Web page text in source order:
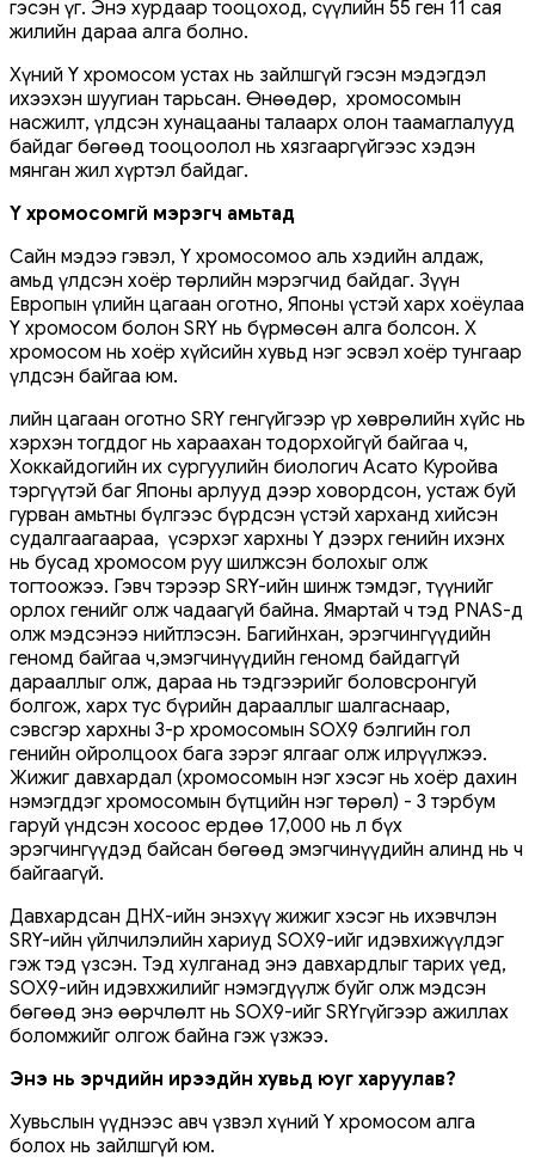
гэсэн үг. Энэ хурдаар тооцоход, сүүлийн 55 ген 11 сая
жилийн дараа алга болно.
Хүний Y хромосом устах нь зайлшгүй гэсэн мэдэгдэл
ихээхэн шуугиан тарьсан. Өнөөдөр, Ү хромосомын
насжилт, үлдсэн хунацааны талаарх олон таамаглалууд
байдаг бөгөөд тооцоолол нь хязгааргүйгээс хэдэн
мянган жил хүртэл байдаг.
Y хромосомгүй мэрэгч амьтад
Сайн мэдээ гэвэл, Y хромосомоо аль хэдийн алдаж,
амьд үлдсэн хоёр төрлийн мэрэгчид байдаг. Зүүн
Европын үлийн цагаан оготно, Японы үстэй харх хоёулаа
Y хромосом болон SRY нь бүрмөсөн алга болсон. X
хромосом нь хоёр хүйсийн хувьд нэг эсвэл хоёр тунгаар
үлдсэн байгаа юм.
Үлийн цагаан оготно SRY генгүйгээр үр хөврөлийн хүйс нь
хэрхэн тогддог нь хараахан тодорхойгүй байгаа ч,
Хоккайдогийн их сургуулийн биологич Асато Куройва
тэргүүтэй баг Японы арлууд дээр ховордсон, устаж буй
гурван амьтны бүлгээс бүрдсэн үстэй харханд хийсэн
судалгаагаараа, үсэрхэг хархны Y дээрх генийн ихэнх
нь бусад хромосом руу шилжсэн болохыг олж
тогтоожээ. Гэвч тэрээр SRY-ийн шинж тэмдэг, түүнийг
орлох генийг олж чадаагүй байна. Ямартай ч тэд PNAS-д
олж мэдсэнээ нийтлэсэн. Багийнхан, эрэгчингүүдийн
геномд байгаа ч,эмэгчинүүдийн геномд байдаггүй
дарааллыг олж, дараа нь тэдгээрийг боловсронгуй
болгож, харх тус бүрийн дарааллыг шалгаснаар,
сэвсгэр хархны 3-р хромосомын SOX9 бэлгийн гол
генийн ойролцоох бага зэрэг ялгааг олж илрүүлжээ.
Жижиг давхардал (хромосомын нэг хэсэг нь хоёр дахин
нэмэгддэг хромосомын бүтцийн нэг төрөл) - 3 тэрбум
гаруй үндсэн хосоос ердөө 17,000 нь л бүх
эрэгчингүүдэд байсан бөгөөд эмэгчинүүдийн алинд нь ч
байгаагүй.
Давхардсан ДНХ-ийн энэхүү жижиг хэсэг нь ихэвчлэн
SRY-ийн үйлчилэлийн хариуд SOX9-ийг идэвхижүүлдэг
гэж тэд үзсэн. Тэд хулганад энэ давхардлыг тарих үед,
SOX9-ийн идэвхжилийг нэмэгдүүлж буйг олж мэдсэн
бөгөөд энэ өөрчлөлт нь SOX9-ийг SRYгүйгээр ажиллах
боломжийг олгож байна гэж үзжээ.
Энэ нь эрчүүдийн ирээдүйн хувьд юуг харуулав?
Хувьслын үүднээс авч үзвэл хүний ​​Y хромосом алга
болох нь зайлшгүй юм.